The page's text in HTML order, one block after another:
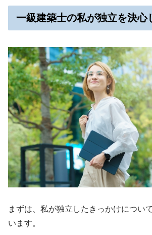
一級建築士の私が独立を決心
まずは、私が独立したきっかけについ
います。